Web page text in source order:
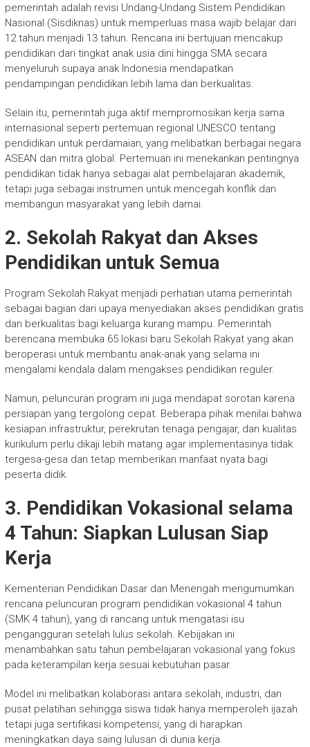
pemerintah adalah revisi Undang-Undang Sistem Pendidikan
Nasional (Sisdiknas) untuk memperluas masa wajib belajar dari
12 tahun menjadi 13 tahun. Rencana ini bertujuan mencakup
pendidikan dari tingkat anak usia dini hingga SMA secara
menyeluruh supaya anak Indonesia mendapatkan
pendampingan pendidikan lebih lama dan berkualitas.
Selain itu, pemerintah juga aktif mempromosikan kerja sama
internasional seperti pertemuan regional UNESCO tentang
pendidikan untuk perdamaian, yang melibatkan berbagai negara
ASEAN dan mitra global. Pertemuan ini menekankan pentingnya
pendidikan tidak hanya sebagai alat pembelajaran akademik,
tetapi juga sebagai instrumen untuk mencegah konflik dan
membangun masyarakat yang lebih damai.
2. Sekolah Rakyat dan Akses
Pendidikan untuk Semua
Program Sekolah Rakyat menjadi perhatian utama pemerintah
sebagai bagian dari upaya menyediakan akses pendidikan gratis
dan berkualitas bagi keluarga kurang mampu. Pemerintah
berencana membuka 65 lokasi baru Sekolah Rakyat yang akan
beroperasi untuk membantu anak-anak yang selama ini
mengalami kendala dalam mengakses pendidikan reguler.
Namun, peluncuran program ini juga mendapat sorotan karena
persiapan yang tergolong cepat. Beberapa pihak menilai bahwa
kesiapan infrastruktur, perekrutan tenaga pengajar, dan kualitas
kurikulum perlu dikaji lebih matang agar implementasinya tidak
tergesa-gesa dan tetap memberikan manfaat nyata bagi
peserta didik.
3. Pendidikan Vokasional selama
4 Tahun: Siapkan Lulusan Siap
Kerja
Kementerian Pendidikan Dasar dan Menengah mengumumkan
rencana peluncuran program pendidikan vokasional 4 tahun
(SMK 4 tahun), yang di rancang untuk mengatasi isu
pengangguran setelah lulus sekolah. Kebijakan ini
menambahkan satu tahun pembelajaran vokasional yang fokus
pada keterampilan kerja sesuai kebutuhan pasar.
Model ini melibatkan kolaborasi antara sekolah, industri, dan
pusat pelatihan sehingga siswa tidak hanya memperoleh ijazah
tetapi juga sertifikasi kompetensi, yang di harapkan
meningkatkan daya saing lulusan di dunia kerja.